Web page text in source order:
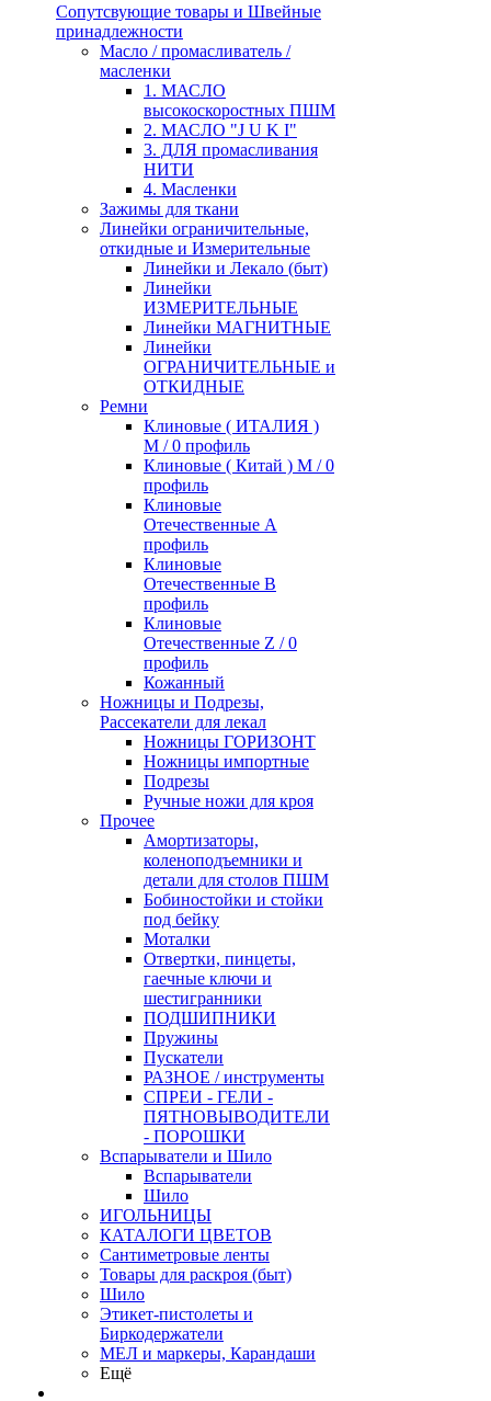
Сопутсвующие товары и Швейные
принадлежности
Масло / промасливатель /
масленки
1. МАСЛО
высокоскоростных ПШМ
2. МАСЛО "J U K I"
3. ДЛЯ промасливания
НИТИ
4. Масленки
Зажимы для ткани
Линейки ограничительные,
откидные и Измерительные
Линейки и Лекало (быт)
Линейки
ИЗМЕРИТЕЛЬНЫЕ
Линейки МАГНИТНЫЕ
Линейки
ОГРАНИЧИТЕЛЬНЫЕ и
ОТКИДНЫЕ
Ремни
Клиновые ( ИТАЛИЯ )
М / 0 профиль
Клиновые ( Китай ) М / 0
профиль
Клиновые
Отечественные А
профиль
Клиновые
Отечественные В
профиль
Клиновые
Отечественные Z / 0
профиль
Кожанный
Ножницы и Подрезы,
Рассекатели для лекал
Ножницы ГОРИЗОНТ
Ножницы импортные
Подрезы
Ручные ножи для кроя
Прочее
Амортизаторы,
коленоподъемники и
детали для столов ПШМ
Бобиностойки и стойки
под бейку
Моталки
Отвертки, пинцеты,
гаечные ключи и
шестигранники
ПОДШИПНИКИ
Пружины
Пускатели
РАЗНОЕ / инструменты
СПРЕИ - ГЕЛИ -
ПЯТНОВЫВОДИТЕЛИ
- ПОРОШКИ
Вспарыватели и Шило
Вспарыватели
Шило
ИГОЛЬНИЦЫ
КАТАЛОГИ ЦВЕТОВ
Сантиметровые ленты
Товары для раскроя (быт)
Шило
Этикет-пистолеты и
Биркодержатели
МЕЛ и маркеры, Карандаши
Ещё